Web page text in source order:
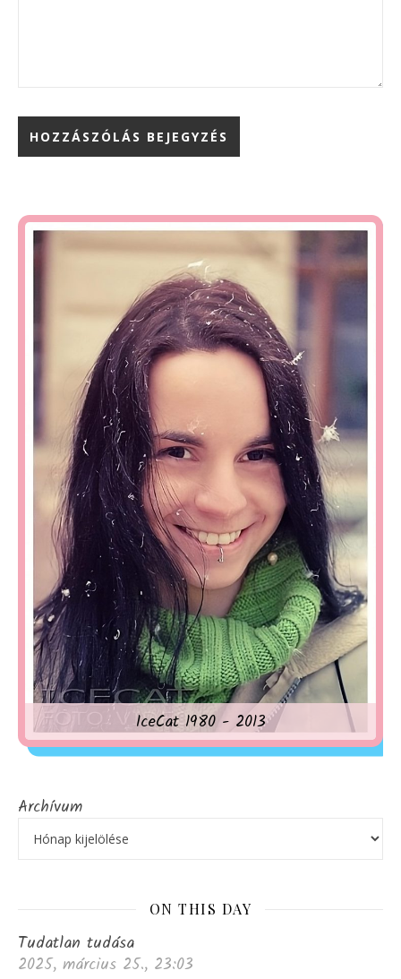
IceCat 1980 - 2013
Archívum
ON THIS DAY
Tudatlan tudása
2025, március 25., 23:03